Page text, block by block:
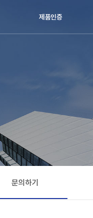
제품인증
문의하기